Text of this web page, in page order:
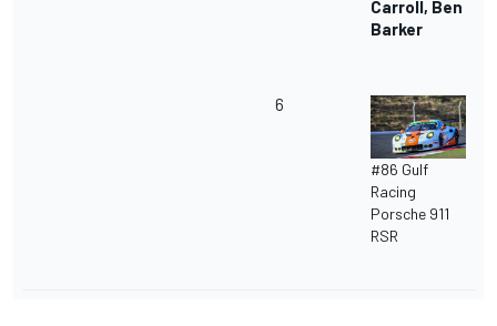
6
Carroll, Ben
Barker
#86 Gulf
Racing
Porsche 911
RSR